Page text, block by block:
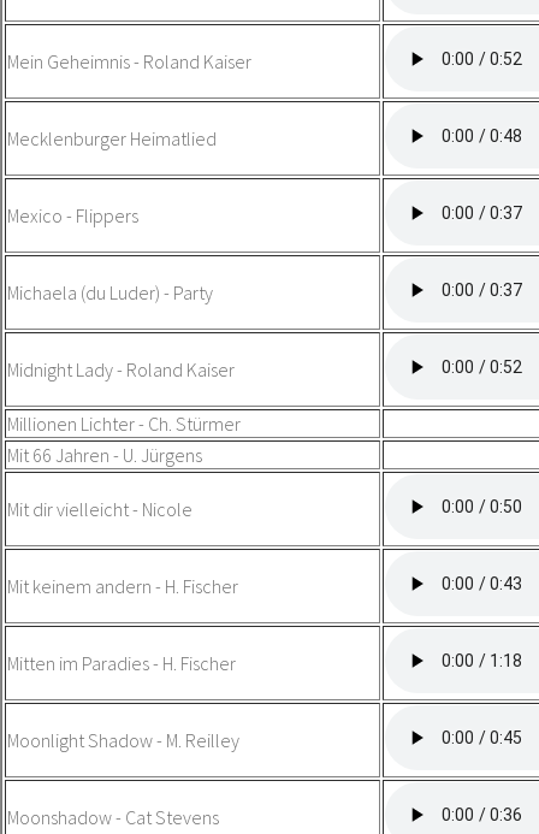
Mein Geheimnis - Roland Kaiser
Mecklenburger Heimatlied
Mexico - Flippers
Michaela (du Luder) - Party
Midnight Lady - Roland Kaiser
Millionen Lichter - Ch. Stürmer
Mit 66 Jahren - U. Jürgens
Mit dir vielleicht - Nicole
Mit keinem andern - H. Fischer
Mitten im Paradies - H. Fischer
Moonlight Shadow - M. Reilley
Moonshadow - Cat Stevens